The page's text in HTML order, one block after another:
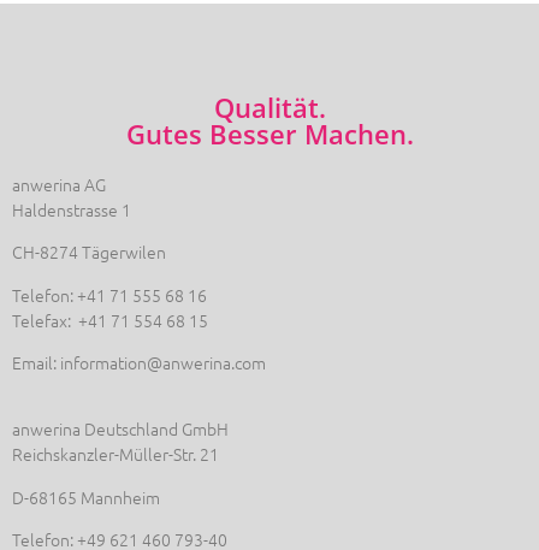
Qualität.
Gutes Besser Machen.
anwerina AG
Haldenstrasse 1
CH-8274 Tägerwilen
Telefon: +41 71 555 68 16
Telefax: +41 71 554 68 15
Email: information@anwerina.com
anwerina Deutschland GmbH
Reichskanzler-Müller-Str. 21
D-68165 Mannheim
Telefon: +49 621 460 793-40